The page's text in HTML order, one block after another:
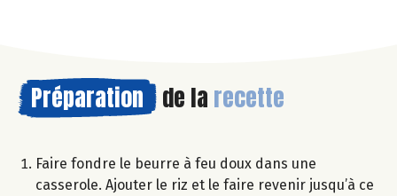
Préparation de la recette
Faire fondre le beurre à feu doux dans une
casserole. Ajouter le riz et le faire revenir jusqu’à ce